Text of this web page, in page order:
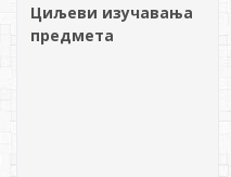
Циљеви изучавања
предмета